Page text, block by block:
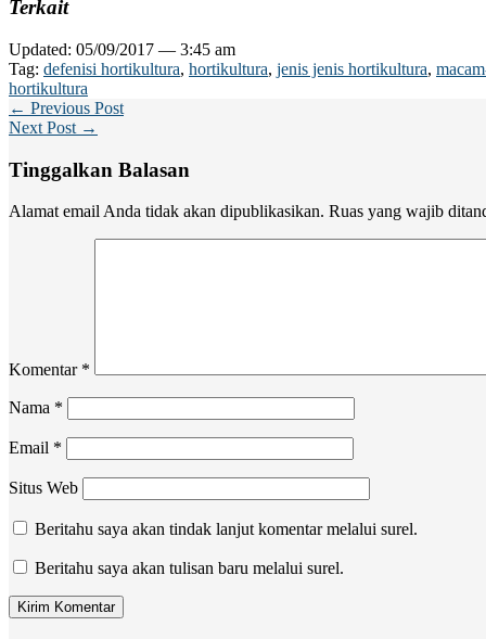
Terkait
Updated: 05/09/2017 — 3:45 am
Tag: defenisi hortikultura, hortikultura, jenis jenis hortikultura,
hortikultura
← Previous Post
Next Post →
Tinggalkan Balasan
Alamat email Anda tidak akan dipublikasikan. Ruas yang wajib
Komentar *
Nama *
Email *
Situs Web
Beritahu saya akan tindak lanjut komentar melalui surel.
Beritahu saya akan tulisan baru melalui surel.